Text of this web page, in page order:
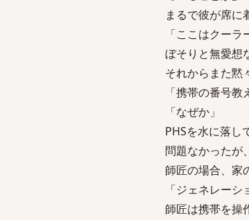
まるで彼が席に
「ここはクーラ
ぼそりと無愛想
それからまた黙
「携帯の番号教
「なぜか」
PHSを水に落し
問題なかったが
師匠の場合、家
「ジェネレーシ
師匠は携帯を操